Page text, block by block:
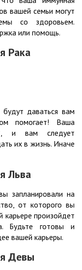
вашей семьи могут
со здоровьем.
или помощь.
Рака
будут даваться вам
помогает! Ваша
и вам следует
их в жизнь. Иначе
Льва
запланировали на
от которого вы
карьере произойдет
Будьте готовы и
вашей карьеры.
Девы